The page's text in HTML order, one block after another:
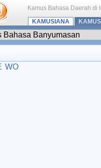
Kamus Bahasa Daerah di
KAMUSIANA
WO